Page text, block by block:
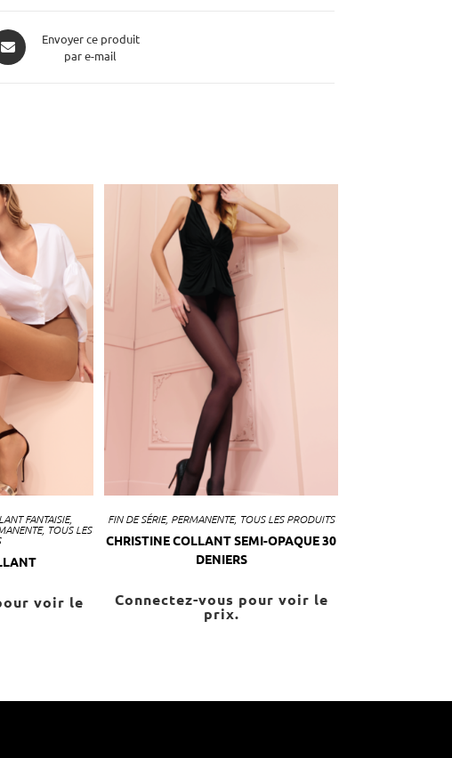
Envoyer ce produit
par e-mail
FANTAISIE,
, TOUS LES
voir le
FIN DE SÉRIE, PERMANENTE, TOUS LES PRODUITS
CHRISTINE COLLANT SEMI-OPAQUE 30
DENIERS
Connectez-vous pour voir le
prix.